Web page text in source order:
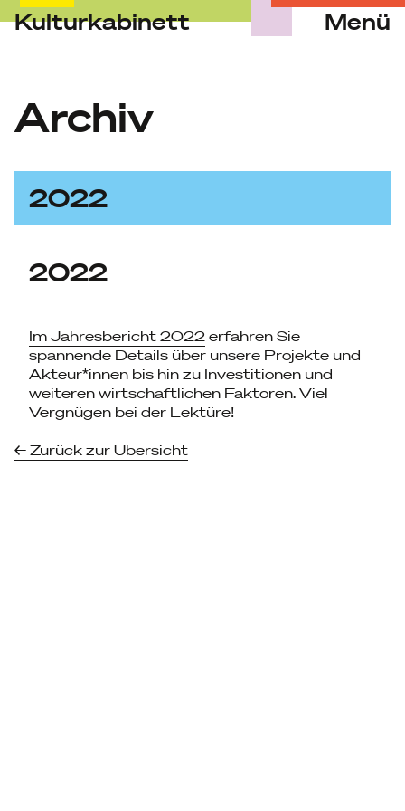
Kulturkabinett Menü
Archiv
2022
2022
Im Jahresbericht 2022 erfahren Sie
spannende Details über unsere Projekte und
Akteur*innen bis hin zu Investitionen und
weiteren wirtschaftlichen Faktoren. Viel
Vergnügen bei der Lektüre!
← Zurück zur Übersicht